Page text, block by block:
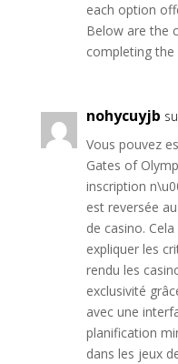
each option
Below are the
completing
nohycuyjb
Vous pouvez
Gates of
inscription
est reversée
de casino.
expliquer les
rendu les
exclusivité
avec une
planification
dans les jeux